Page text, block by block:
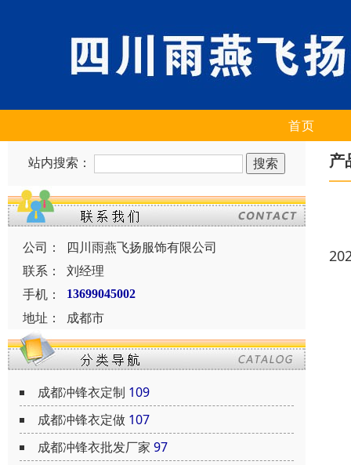
首页
站内搜索：
公司：
四川雨燕飞扬服饰有限公司
联系：
刘经理
手机：
13699045002
地址： 成都市
成都冲锋衣定制 109
成都冲锋衣定做 107
成都冲锋衣批发厂家 97
产